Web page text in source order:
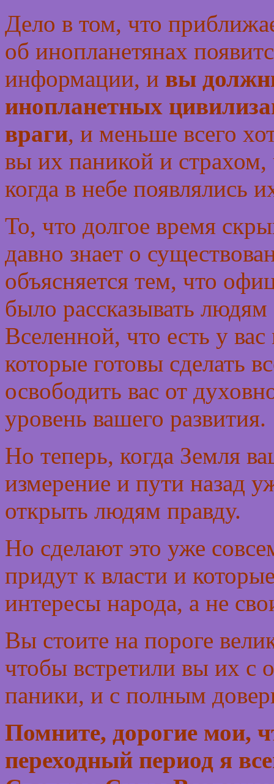
Дело в том, что
об инопланетянах
информации, и вы
инопланетных
враги, и меньше всего
вы их паникой и страхом,
когда в небе появлялись
То, что долгое время
давно знает о
объясняется тем, что
было рассказывать
Вселенной, что есть у
которые готовы сделать
освободить вас от
уровень вашего развития.
Но теперь, когда Земля
измерение и пути назад
открыть людям правду.
Но сделают это уже
придут к власти и
интересы народа, а не
Вы стоите на пороге
чтобы встретили вы их с
паники, и с полным
Помните, дорогие мои,
переходный период я